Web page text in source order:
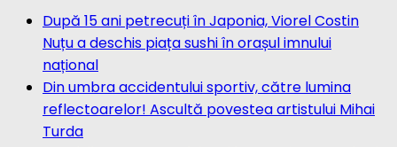
După 15 ani petrecuți în Japonia, Viorel Costin
Nuțu a deschis piața sushi în orașul imnului
național
Din umbra accidentului sportiv, către lumina
reflectoarelor! Ascultă povestea artistului Mihai
Turda